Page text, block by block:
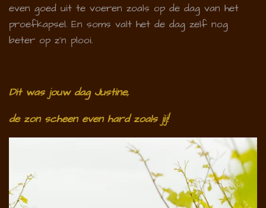
even goed uit te voeren zoals op de dag van het
proefkapsel. En soms valt het de dag zelf nog
beter op z'n plooi.
Dit was jouw dag Justine,
de zon scheen even hard zoals jij!